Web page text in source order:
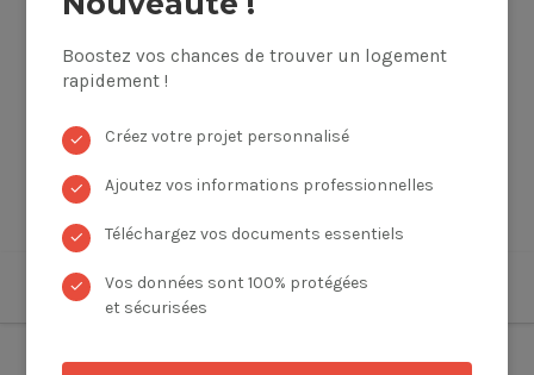
Boostez vos chances de trouver un logement
rapidement !
✓ Créez votre projet personnalisé
✓ Ajoutez vos informations professionnelles
✓ Téléchargez vos documents essentiels
✓
Vos données sont 100% protégées
et sécurisées